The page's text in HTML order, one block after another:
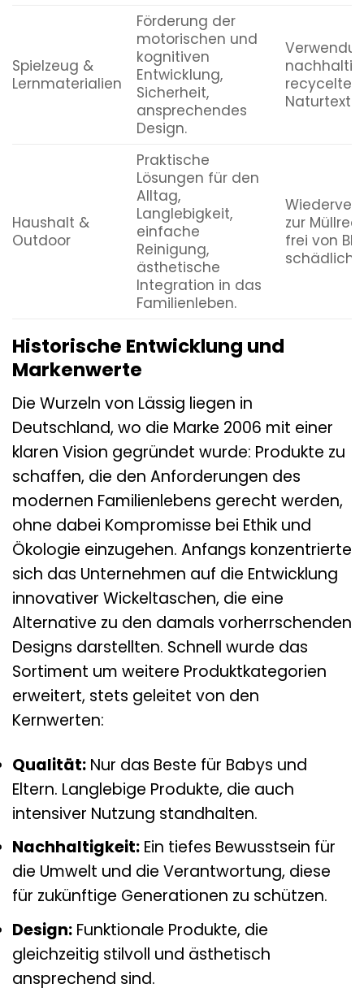
Spielzeug &
Lernmaterialien
Förderung der
motorischen und
kognitiven
Entwicklung,
Sicherheit,
ansprechendes
Design.
recycelten
Haushalt &
Outdoor
Praktische
Lösungen für den
Alltag,
Langlebigkeit,
einfache
Reinigung,
ästhetische
Integration in das
Familienleben.
zur
frei von
Historische Entwicklung und
Markenwerte
Die Wurzeln von Lässig liegen in
Deutschland, wo die Marke 2006 mit einer
klaren Vision gegründet wurde: Produkte zu
schaffen, die den Anforderungen des
modernen Familienlebens gerecht werden,
ohne dabei Kompromisse bei Ethik und
Ökologie einzugehen. Anfangs konzentrierte
sich das Unternehmen auf die Entwicklung
innovativer Wickeltaschen, die eine
Alternative zu den damals vorherrschenden
Designs darstellten. Schnell wurde das
Sortiment um weitere Produktkategorien
erweitert, stets geleitet von den
Kernwerten:
Qualität: Nur das Beste für Babys und
Eltern. Langlebige Produkte, die auch
intensiver Nutzung standhalten.
Nachhaltigkeit: Ein tiefes Bewusstsein für
die Umwelt und die Verantwortung, diese
für zukünftige Generationen zu schützen.
Design: Funktionale Produkte, die
gleichzeitig stilvoll und ästhetisch
ansprechend sind.